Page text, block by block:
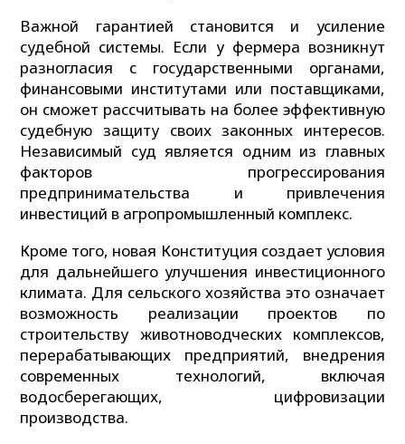
Важной гарантией становится и усиление
судебной системы. Если у фермера возникнут
разногласия с государственными органами,
финансовыми институтами или поставщиками,
он сможет рассчитывать на более эффективную
судебную защиту своих законных интересов.
Независимый суд является одним из главных
факторов прогрессирования
предпринимательства и привлечения
инвестиций в агропромышленный комплекс.
Кроме того, новая Конституция создает условия
для дальнейшего улучшения инвестиционного
климата. Для сельского хозяйства это означает
возможность реализации проектов по
строительству животноводческих комплексов,
перерабатывающих предприятий, внедрения
современных технологий, включая
водосберегающих, цифровизации
производства.